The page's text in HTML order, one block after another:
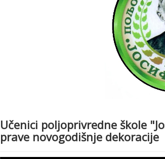
Učenici poljoprivredne škole
prave novogodišnje dekoracije